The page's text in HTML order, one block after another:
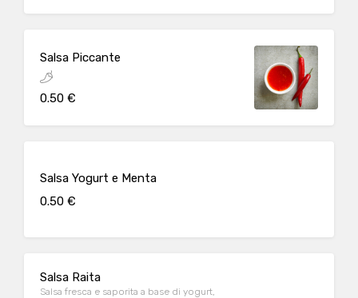
Salsa Piccante
0.50 €
Salsa Yogurt e Menta
0.50 €
Salsa Raita
Salsa fresca e saporita a base di yogurt,